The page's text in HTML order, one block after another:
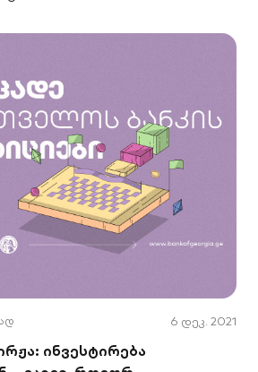
6 დეკ. 2021
ინვესტირება